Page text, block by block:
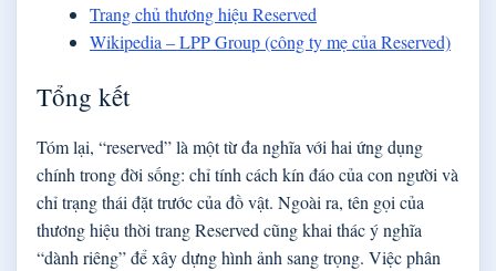
Trang chủ thương hiệu Reserved
Wikipedia – LPP Group (công ty mẹ của Reserved)
Tổng kết
Tóm lại, “reserved” là một từ đa nghĩa với hai ứng dụng
chính trong đời sống: chỉ tính cách kín đáo của con người và
chỉ trạng thái đặt trước của đồ vật. Ngoài ra, tên gọi của
thương hiệu thời trang Reserved cũng khai thác ý nghĩa
“dành riêng” để xây dựng hình ảnh sang trọng. Việc phân